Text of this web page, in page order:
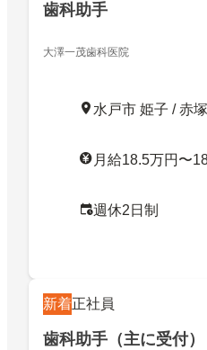
歯科助手
大澤一茂歯科医院
水戸市 姫子 / 赤
月給18.5万円〜
週休2日制
新着正社員
歯科助手（主に受付）